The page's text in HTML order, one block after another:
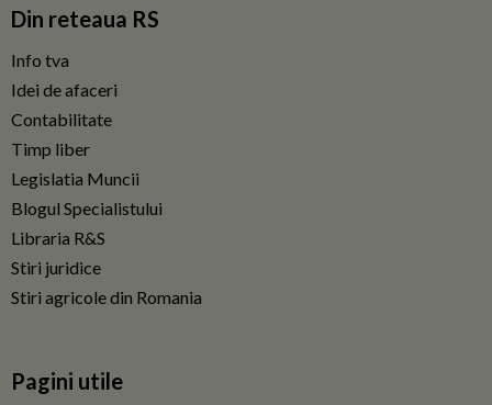
Din reteaua RS
Info tva
Idei de afaceri
Contabilitate
Timp liber
Legislatia Muncii
Blogul Specialistului
Libraria R&S
Stiri juridice
Stiri agricole din Romania
Pagini utile